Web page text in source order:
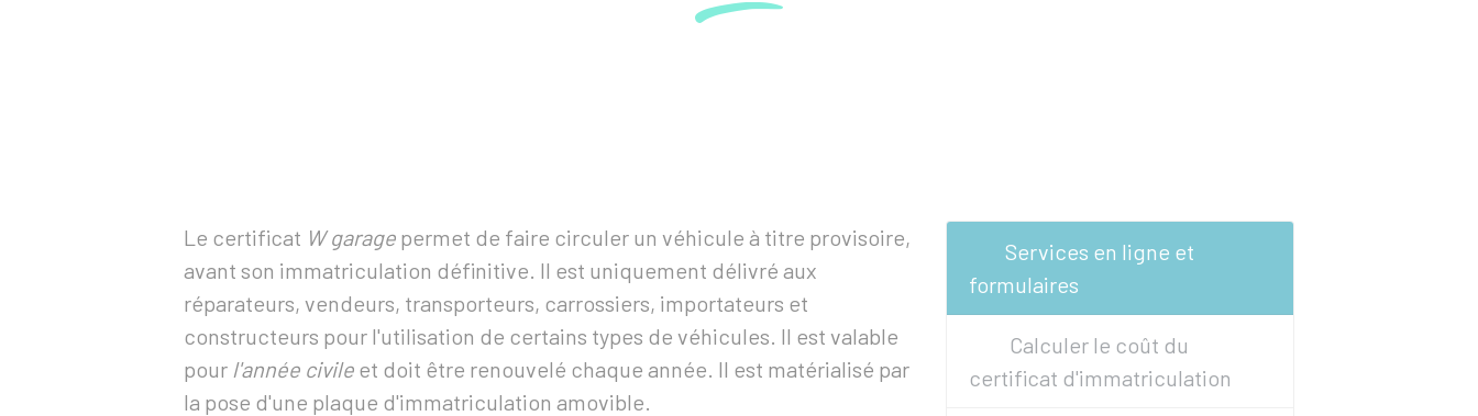
Le certificat W garage permet de faire circuler un véhicule à titre provisoire,
avant son immatriculation définitive. Il est uniquement délivré aux
réparateurs, vendeurs, transporteurs, carrossiers, importateurs et
constructeurs pour l'utilisation de certains types de véhicules. Il est valable
pour l'année civile et doit être renouvelé chaque année. Il est matérialisé par
la pose d'une plaque d'immatriculation amovible.
Services en ligne et
formulaires
Calculer le coût du
certificat d'immatriculation